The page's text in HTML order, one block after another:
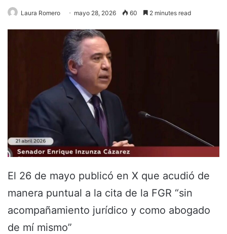
Laura Romero mayo 28, 2026 60 2 minutes read
El 26 de mayo publicó en X que acudió de
manera puntual a la cita de la FGR “sin
acompañamiento jurídico y como abogado
de mí mismo”